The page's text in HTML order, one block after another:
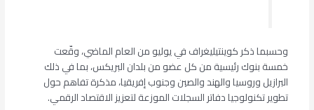
وحسبما ذكر كوينتيليغراف في يوليو من العام الماضي، وقّعت
خمسة بنوك رئيسية من كل عضو من بلدان البريكس، بما في ذلك
البرازيل وروسيا والهند والصين وجنوب إفريقيا، مذكرة تفاهم حول
تطوير تكنولوجيا دفاتر السجلات الموزعة لتعزيز الاقتصاد الرقمي.